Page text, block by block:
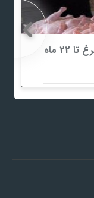
اثر شوک‌های اقتصادی در زنجیره مرغ تا 22 ماه